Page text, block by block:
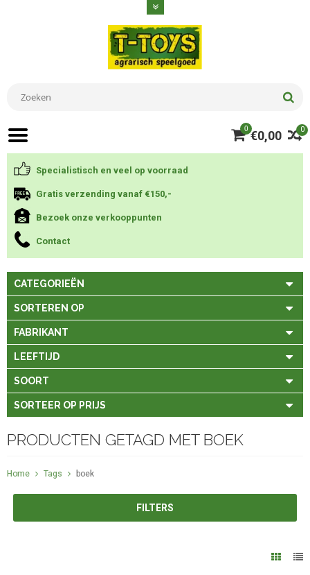
0
0 €0,00
Specialistisch en veel op voorraad
Gratis verzending vanaf €150,-
Bezoek onze verkooppunten
Contact
CATEGORIEËN
SORTEREN OP
FABRIKANT
LEEFTIJD
SOORT
SORTEER OP PRIJS
PRODUCTEN GETAGD MET BOEK
Home Tags boek
FILTERS